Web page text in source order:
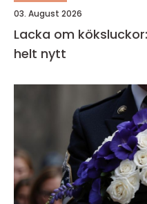
03. August 2026
Lacka om
helt nytt